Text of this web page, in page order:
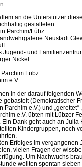
an die Unterstützer
gestalteten:
Parchim/Lübz
Neustadt
Jugend- und
Nickel
Lübz
e.V.
in der darauf folgenden
gebastelt (Demokratischer
Parchim e.V.) und
e.V. übten mit Lübzer
Ein Dank geht auch an Julia
Kindergruppen, noch
Erfolges im vergangenen
vielen Fragen der
Um Nachwuchs
wollten spontan